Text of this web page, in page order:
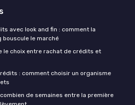
avec look and fin : comment la
le marché
le choix entre rachat de crédits et
: comment choisir un organisme
de semaines entre la première